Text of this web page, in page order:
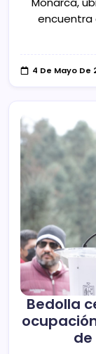
encuentra
4 De Mayo De
Bedolla
de